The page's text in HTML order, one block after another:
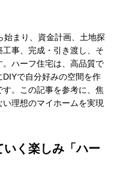
まり、資金計画、土地探
事、完成・引き渡し、そ
ハーフ住宅は、高品質で
で自分好みの空間を作
。この記事を参考に、焦
理想のマイホームを実現
く楽しみ「ハー